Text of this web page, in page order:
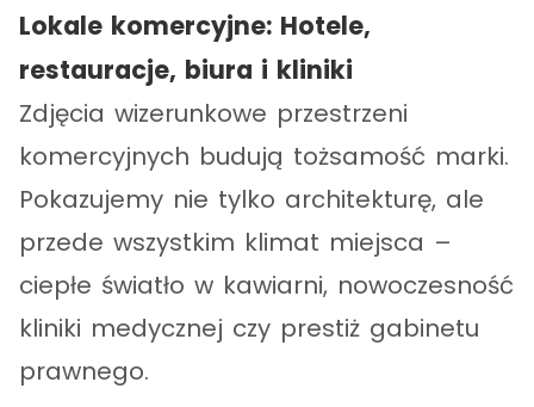
Lokale komercyjne: Hotele,
restauracje, biura i kliniki
Zdjęcia wizerunkowe przestrzeni
komercyjnych budują tożsamość marki.
Pokazujemy nie tylko architekturę, ale
przede wszystkim klimat miejsca –
ciepłe światło w kawiarni, nowoczesność
kliniki medycznej czy prestiż gabinetu
prawnego.